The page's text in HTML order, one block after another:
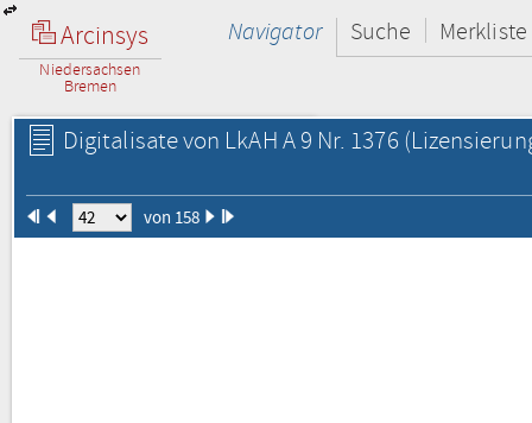
Arcinsys
Niedersachsen
Bremen
Navigator Suche Merkliste
Digitalisate von LkAH A 9 Nr. 1376
von 158